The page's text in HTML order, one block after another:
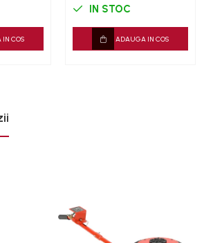
COS
IN STOC
ADAUGA IN COS